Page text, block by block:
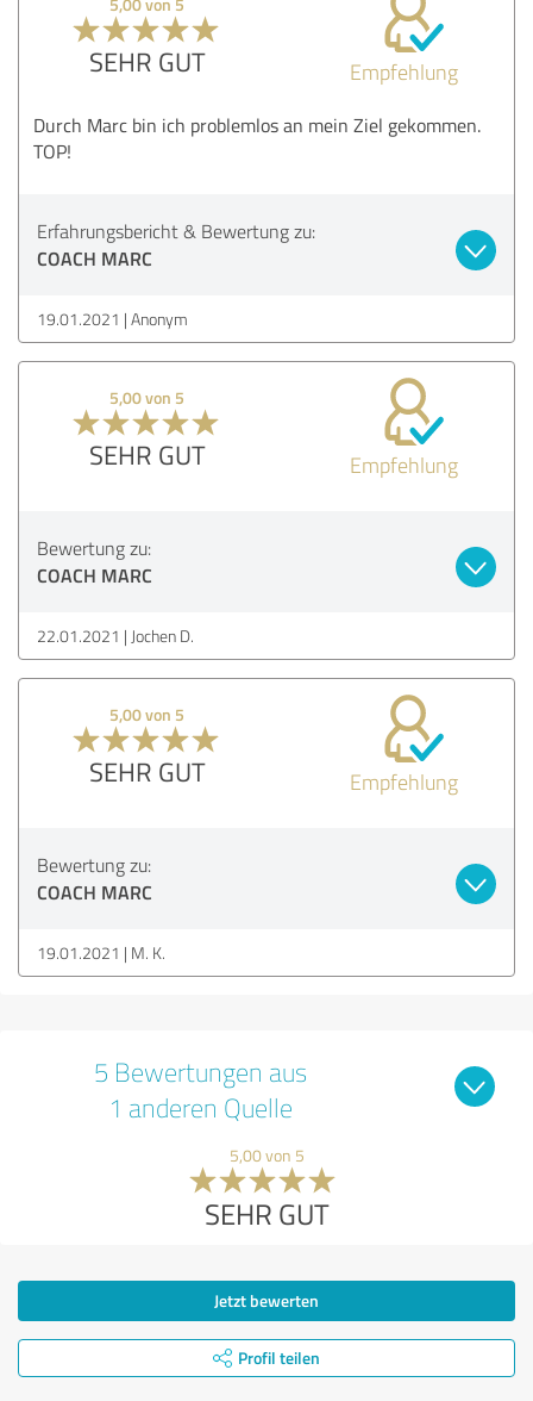
SEHR GUT Empfehlung
Durch Marc bin ich problemlos an mein Ziel gekommen.
TOP!
Erfahrungsbericht & Bewertung zu:
COACH MARC
19.01.2021 Anonym
5,00 von 5
SEHR GUT Empfehlung
Bewertung zu:
COACH MARC
22.01.2021 Jochen D.
5,00 von 5
SEHR GUT Empfehlung
Bewertung zu:
COACH MARC
19.01.2021 M. K.
5 Bewertungen aus
1 anderen Quelle
5,00 von 5
SEHR GUT
Jetzt bewerten
Profil teilen